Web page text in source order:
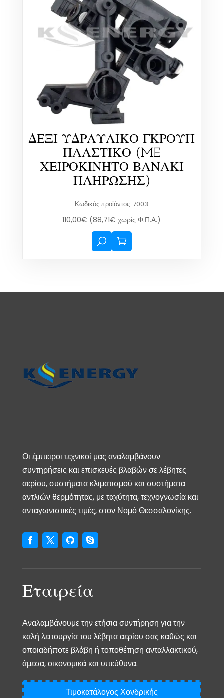
ΔΕΞΙ ΥΔΡΑΥΛΙΚΟ ΓΚΡΟΥΠ
ΠΛΑΣΤΙΚΟ (ME
ΧΕΙΡΟΚΙΝΗΤΟ ΒΑΝΑΚΙ
ΠΛΗΡΩΣΗΣ)
Κωδικός προϊόντος: 7003
110,00€ (88,71€ χωρίς Φ.Π.Α.)
Οι έμπειροι τεχνικοί μας αναλαμβάνουν
συντηρήσεις και επισκευές βλαβών σε λέβητες
αερίου, συστήματα κλιματισμού και συστήματα
αντλιών θερμότητας, με ταχύτητα, τεχνογνωσία και
ανταγωνιστικές τιμές, στον Νομό Θεσσαλονίκης.
Εταιρεία
Αναλαμβάνουμε την ετήσια συντήρηση για την
καλή λειτουργία του λέβητα αερίου σας καθώς και
οποιαδήποτε βλάβη ή τοποθέτηση ανταλλακτικού,
άμεσα, οικονομικά και υπεύθυνα.
Τιμοκατάλογος Χονδρικής